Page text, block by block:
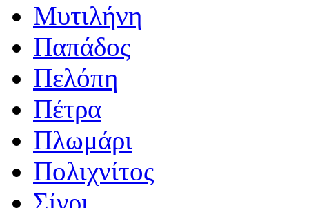
Μυτιλήνη
Παπάδος
Πελόπη
Πέτρα
Πλωμάρι
Πολιχνίτος